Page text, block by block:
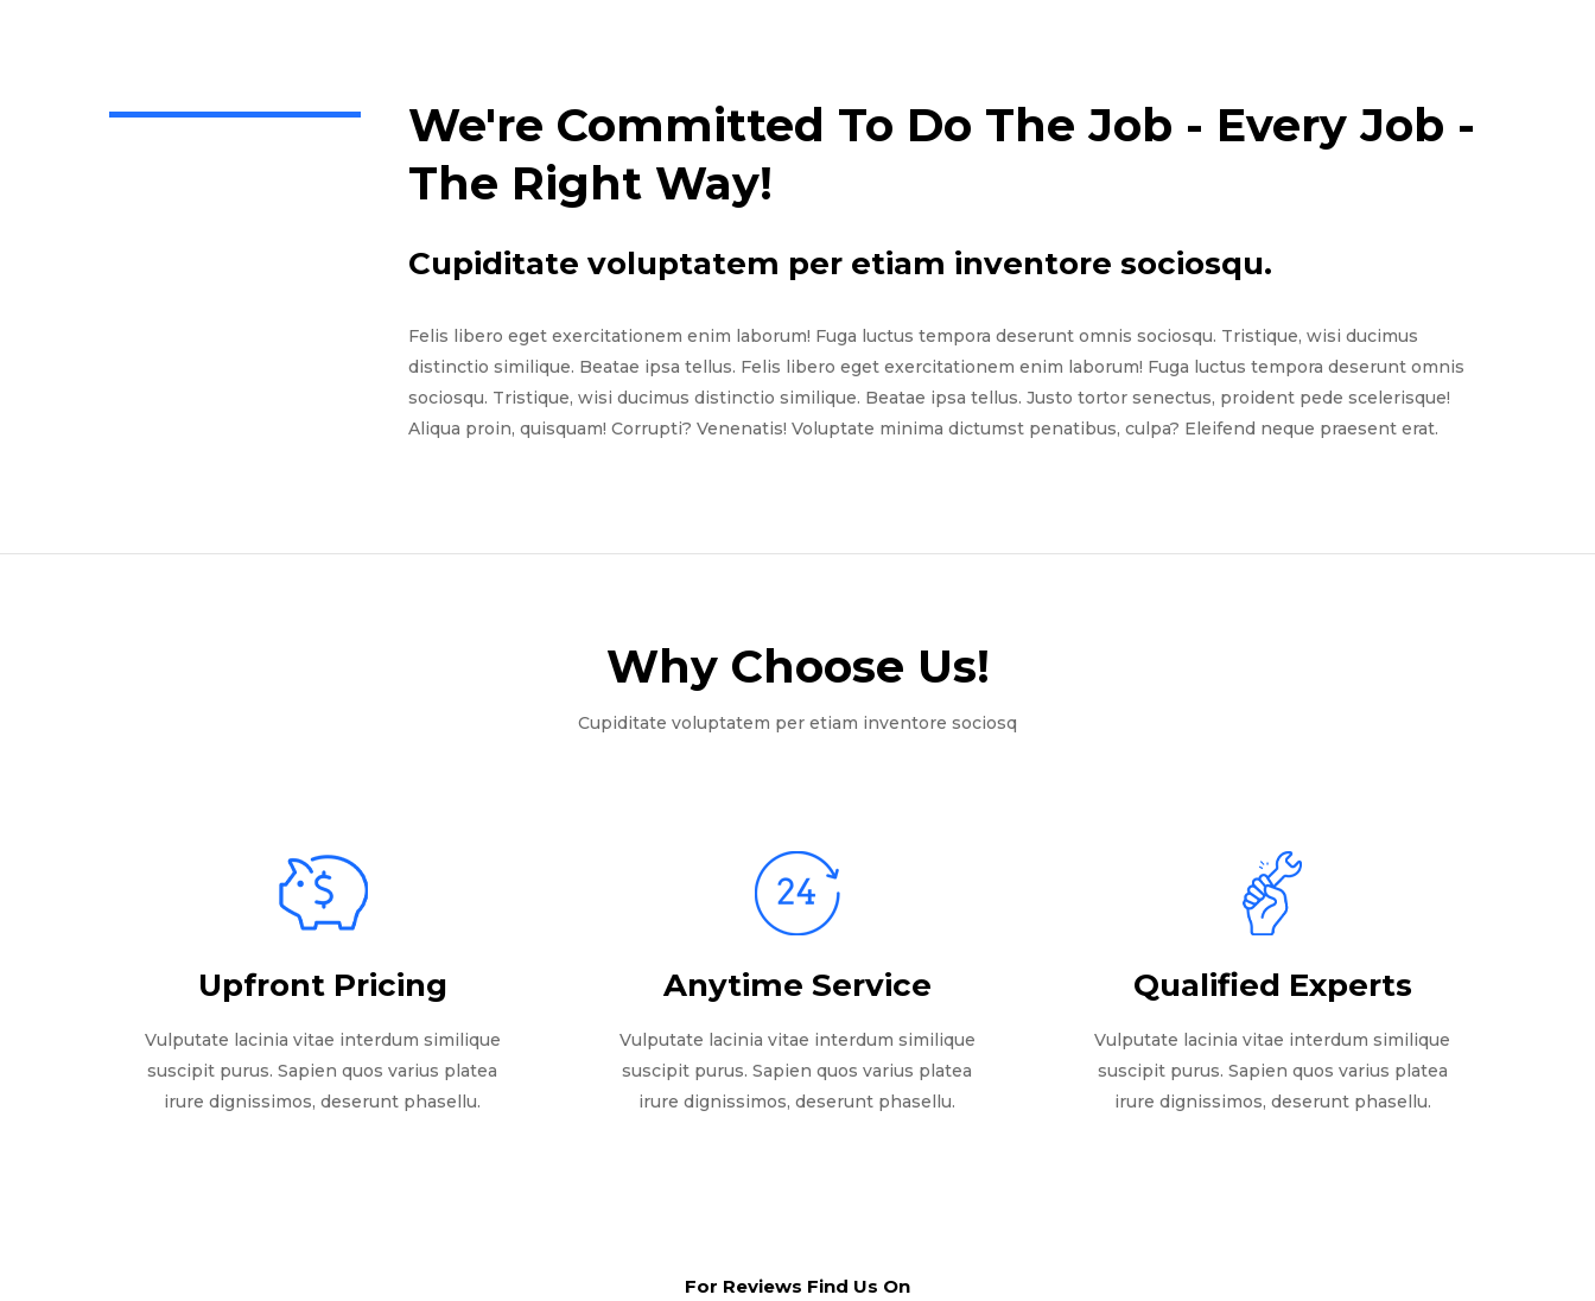
We're Committed To Do The Job - Every Job -
The Right Way!
Cupiditate voluptatem per etiam inventore sociosqu.
Felis libero eget exercitationem enim laborum! Fuga luctus tempora deserunt omnis sociosqu. Tristique, wisi ducimus
distinctio similique. Beatae ipsa tellus. Felis libero eget exercitationem enim laborum! Fuga luctus tempora deserunt omnis
sociosqu. Tristique, wisi ducimus distinctio similique. Beatae ipsa tellus. Justo tortor senectus, proident pede scelerisque!
Aliqua proin, quisquam! Corrupti? Venenatis! Voluptate minima dictumst penatibus, culpa? Eleifend neque praesent erat.
Why Choose Us!​
Cupiditate voluptatem per etiam inventore sociosq
Upfront Pricing
Vulputate lacinia vitae interdum similique
suscipit purus. Sapien quos varius platea
irure dignissimos, deserunt phasellu.
Anytime Service
Vulputate lacinia vitae interdum similique
suscipit purus. Sapien quos varius platea
irure dignissimos, deserunt phasellu.
Qualified Experts
Vulputate lacinia vitae interdum similique
suscipit purus. Sapien quos varius platea
irure dignissimos, deserunt phasellu.
For Reviews Find Us On